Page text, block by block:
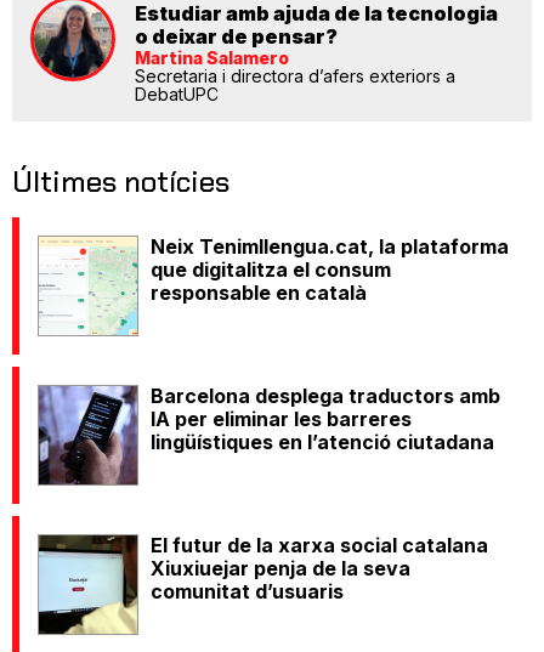
Estudiar amb ajuda de la tecnologia
o deixar de pensar?
Martina Salamero
Secretaria i directora d’afers exteriors a
DebatUPC
Últimes notícies
Neix Tenimllengua.cat, la plataforma
que digitalitza el consum
responsable en català
Barcelona desplega traductors amb
IA per eliminar les barreres
lingüístiques en l’atenció ciutadana
El futur de la xarxa social catalana
Xiuxiuejar penja de la seva
comunitat d’usuaris